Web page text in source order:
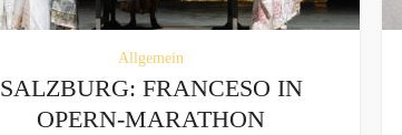
Allgemein
SALZBURG: FRANCESO IN
OPERN-MARATHON